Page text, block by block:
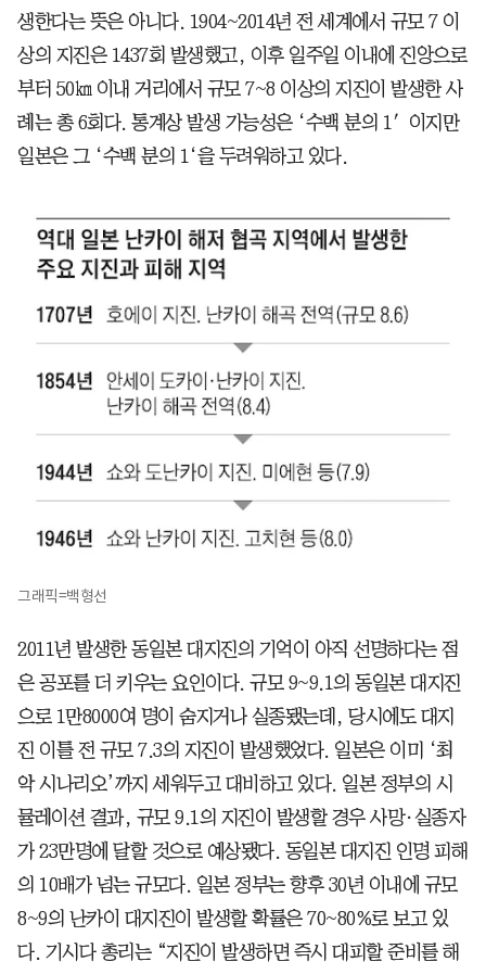
생한다는 뜻은 아니다. 1904~2014년 전 세계에서 규모 7 이
상의 지진은 1437회 발생했고, 이후 일주일 이내에 진앙으로
부터 50㎞ 이내 거리에서 규모 7~8 이상의 지진이 발생한 사
례는 총 6회다. 통계상 발생 가능성은 ‘수백 분의 1′이지만
일본은 그 ‘수백 분의 1‘을 두려워하고 있다.
그래픽=백형선
2011년 발생한 동일본 대지진의 기억이 아직 선명하다는 점
은 공포를 더 키우는 요인이다. 규모 9~9.1의 동일본 대지진
으로 1만8000여 명이 숨지거나 실종됐는데, 당시에도 대지
진 이틀 전 규모 7.3의 지진이 발생했었다. 일본은 이미 ‘최
악 시나리오’까지 세워두고 대비하고 있다. 일본 정부의 시
뮬레이션 결과, 규모 9.1의 지진이 발생할 경우 사망·실종자
가 23만명에 달할 것으로 예상됐다. 동일본 대지진 인명 피해
의 10배가 넘는 규모다. 일본 정부는 향후 30년 이내에 규모
8~9의 난카이 대지진이 발생할 확률은 70~80%로 보고 있
다. 기시다 총리는 “지진이 발생하면 즉시 대피할 준비를 해